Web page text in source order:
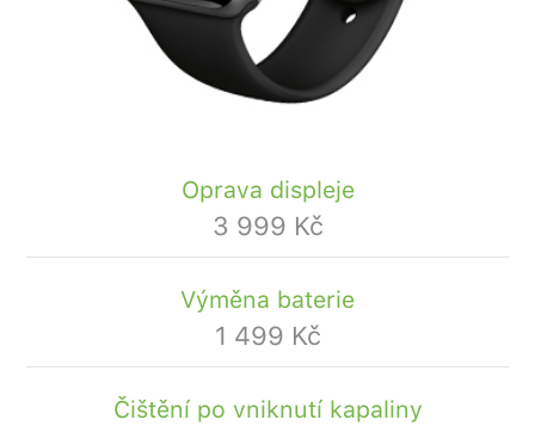
Oprava displeje
3 999 Kč
Výměna baterie
1 499 Kč
Čištění po vniknutí kapaliny